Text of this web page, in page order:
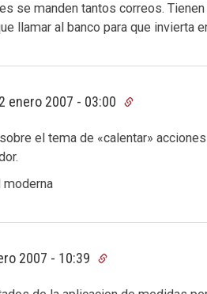
se manden tantos correos.
llamar al banco para que invierta
enero 2007 - 03:00
el tema de «calentar»
moderna
2007 - 10:39